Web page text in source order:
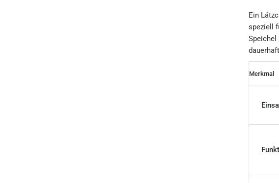
Ein
speziell
Speichel
Merkmal